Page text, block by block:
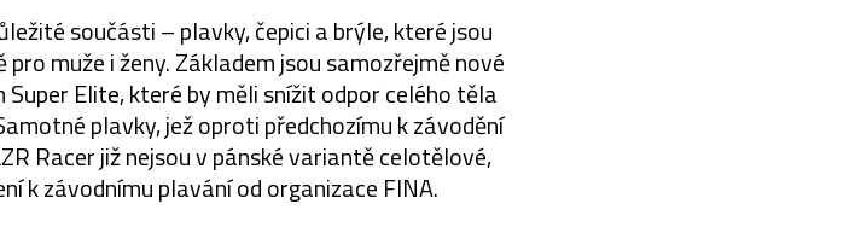
součásti – plavky, čepici a brýle, které jsou
muže i ženy. Základem jsou samozřejmě nové
Elite, které by měli snížit odpor celého těla
plavky, jež oproti předchozímu k závodění
Racer již nejsou v pánské variantě celotělové,
k závodnímu plavání od organizace FINA.